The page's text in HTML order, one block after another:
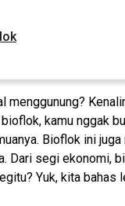
menggunung?
kamu nggak
Bioflok ini
Dari segi ekonomi,
Yuk, kita bahas